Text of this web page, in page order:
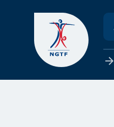
content
arrow_forward